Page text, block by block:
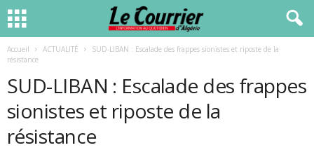
Accueil ACTUALITÉ
SUD-LIBAN : Escalade des frappes sionistes et riposte de la
résistance
SUD-LIBAN : Escalade des frappes
sionistes et riposte de la
résistance